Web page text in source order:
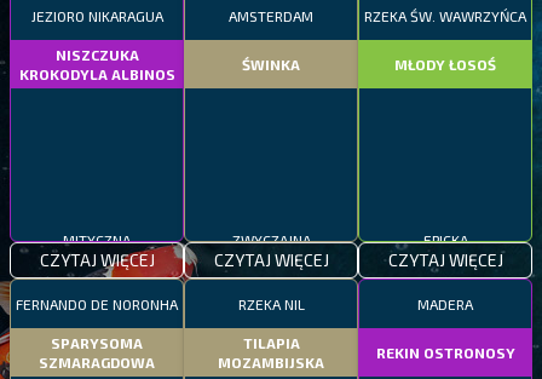
JEZIORO NIKARAGUA
NISZCZUKA
KROKODYLA ALBINOS
MITYCZNA
CZYTAJ WIĘCEJ
AMSTERDAM
ŚWINKA
ZWYCZAJNA
CZYTAJ WIĘCEJ
RZEKA ŚW. WAWRZYŃCA
MŁODY ŁOSOŚ
EPICKA
CZYTAJ WIĘCEJ
FERNANDO DE NORONHA
SPARYSOMA
SZMARAGDOWA
RZEKA NIL
TILAPIA
MOZAMBIJSKA
MADERA
REKIN OSTRONOSY